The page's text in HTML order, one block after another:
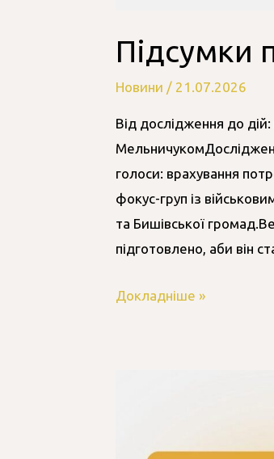
Підсумки
Новини / 21.07.2026
Від дослідження до
голоси: врахування
фокус-груп із
та Бишівської
підготовлено, аби він
Докладніше »